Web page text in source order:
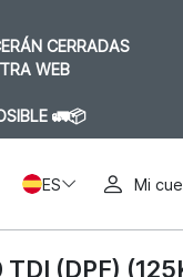
CERRADAS
WEB
🚛📦
ES Mi
TDI (DPF)